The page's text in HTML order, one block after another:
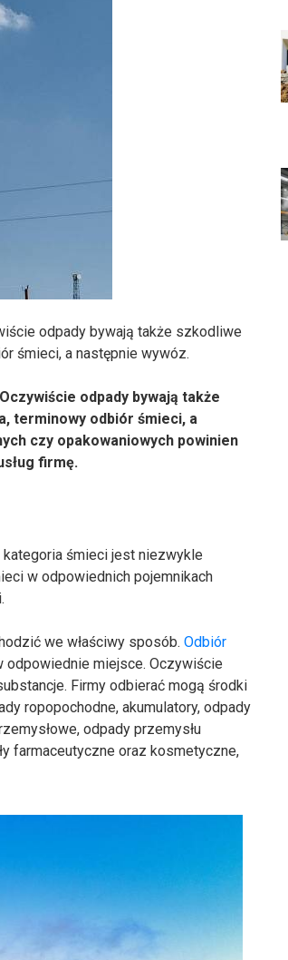
odpady bywają także szkodliwe
śmieci, a następnie wywóz.
odpady bywają także
terminowy odbiór śmieci, a
czy opakowaniowych powinien
firmę.
kategoria śmieci jest niezwykle
w odpowiednich pojemnikach
we właściwy sposób.Odbiór
miejsce. Oczywiście
Firmy odbierać mogą środki
ropopochodne, akumulatory, odpady
odpady przemysłu
farmaceutyczne oraz kosmetyczne,